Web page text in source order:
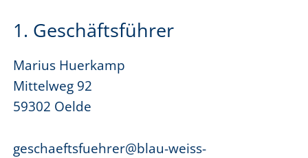
1. Geschäftsführer
Marius Huerkamp
Mittelweg 92
59302 Oelde
geschaeftsfuehrer@blau-weiss-